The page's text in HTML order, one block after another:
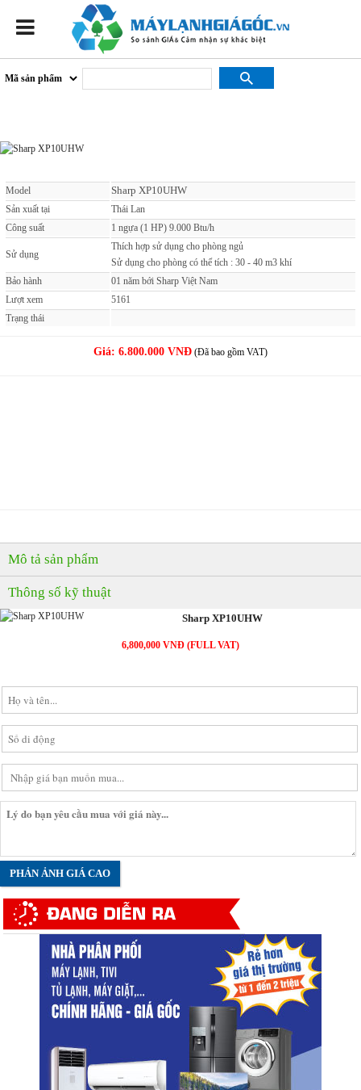
Model Sharp XP10UHW
Sản xuất tại
Thái Lan
Công suất
1 ngựa (1 HP) 9.000 Btu/h
Sử dụng
Thích hợp sử dụng cho phòng ngủ
Sử dụng cho phòng có thể tích : 30 - 40 m3 khí
Bảo hành
01 năm bới Sharp Việt Nam
Lượt xem
5161
Trạng thái
Giá: 6.800.000 VNĐ (Đã bao gồm VAT)
Mô tả sản phẩm
Thông số kỹ thuật
Sharp XP10UHW
6,800,000 VNĐ (FULL VAT)
PHẢN ẢNH GIÁ CAO